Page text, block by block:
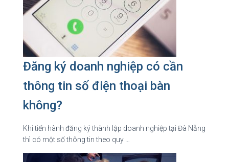
Đăng ký doanh nghiệp có cần
thông tin số điện thoại bàn
không?
Khi tiến hành đăng ký thành lập doanh nghiệp tại Đà Nẵng
thì có một số thông tin theo quy …